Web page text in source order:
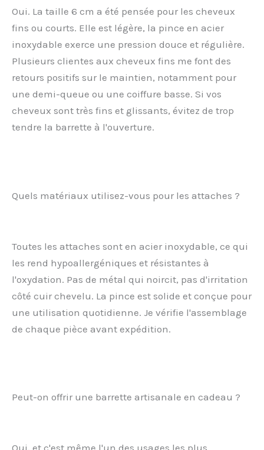
Oui. La taille 6 cm a été pensée pour les cheveux
fins ou courts. Elle est légère, la pince en acier
inoxydable exerce une pression douce et régulière.
Plusieurs clientes aux cheveux fins me font des
retours positifs sur le maintien, notamment pour
une demi-queue ou une coiffure basse. Si vos
cheveux sont très fins et glissants, évitez de trop
tendre la barrette à l'ouverture.
Quels matériaux utilisez-vous pour les attaches ?
Toutes les attaches sont en acier inoxydable, ce qui
les rend hypoallergéniques et résistantes à
l'oxydation. Pas de métal qui noircit, pas d'irritation
côté cuir chevelu. La pince est solide et conçue pour
une utilisation quotidienne. Je vérifie l'assemblage
de chaque pièce avant expédition.
Peut-on offrir une barrette artisanale en cadeau ?
Oui, et c'est même l'un des usages les plus